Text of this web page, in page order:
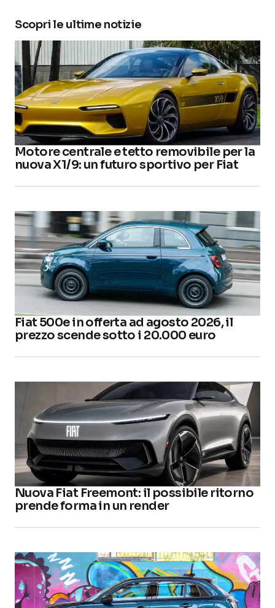
Scopri le ultime notizie
Motore centrale e tetto removibile per la
nuova X1/9: un futuro sportivo per Fiat
Fiat 500e in offerta ad agosto 2026, il
prezzo scende sotto i 20.000 euro
Nuova Fiat Freemont: il possibile ritorno
prende forma in un render